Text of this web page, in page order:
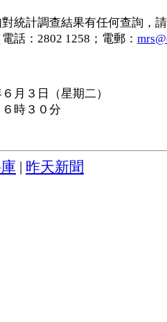
計調查結果有任何查詢，請
話：2802 1258；電郵：
月３日（星期二）
時３０分
昨天新聞